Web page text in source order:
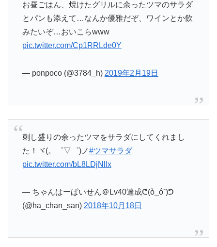
お昼ごはん、焼けたグリルに余ったツマのサラダ
とパンも添えて…なんか優雅だぞ、ワインとか飲
みたいぞ…おいこらwww
pic.twitter.com/Cp1RRLde0Y
— ponpoco (@3784_h) 2019年2月19日
刺し盛りの余ったツマをサラダにしてくれまし
た！ヾ(。゜▽゜)ノ#ツマサラダ
pic.twitter.com/bL8LDjNlIx
— ちゃんはーぱいせん＠Lv40達成ᕦ(ò_óˇ)ᕤ
(@ha_chan_san) 2018年10月18日